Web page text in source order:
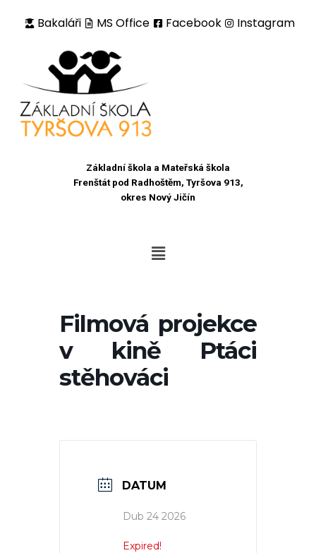
Bakaláři MS Office Facebook Instagram
Základní škola a Mateřská škola
Frenštát pod Radhoštěm, Tyršova 913,
okres Nový Jičín
Filmová projekce
v kině Ptáci
stěhováci
DATUM
Dub 24 2026
Expired!